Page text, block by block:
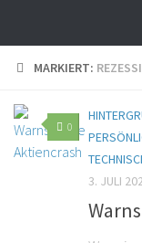
MARKIERT:
0
3. JULI